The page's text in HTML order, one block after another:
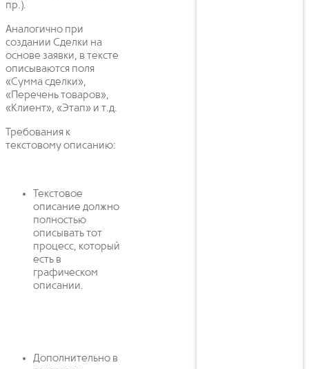
пр.).
Аналогично при
создании Сделки на
основе заявки, в тексте
описываются поля
«Сумма сделки»,
«Перечень товаров»,
«Клиент», «Этап» и т.д.
Требования к
текстовому описанию:
Текстовое
описание должно
полностью
описывать тот
процесс, который
есть в
графическом
описании.
Дополнительно в